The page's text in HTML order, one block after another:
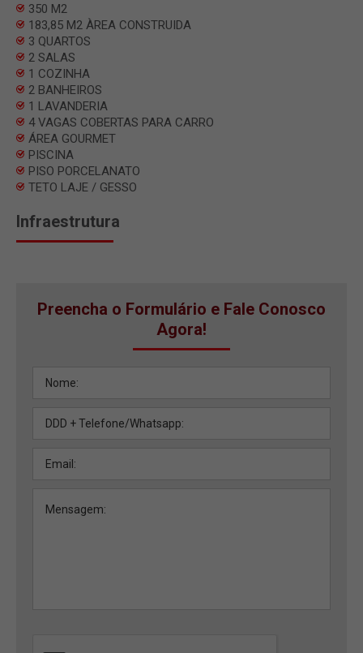
350 M2
183,85 M2 ÀREA CONSTRUIDA
3 QUARTOS
2 SALAS
1 COZINHA
2 BANHEIROS
1 LAVANDERIA
4 VAGAS COBERTAS PARA CARRO
ÁREA GOURMET
PISCINA
PISO PORCELANATO
TETO LAJE / GESSO
Infraestrutura
Preencha o Formulário e Fale Conosco
Agora!